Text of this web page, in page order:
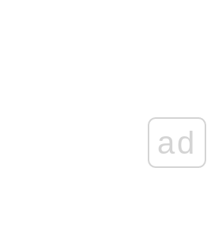
ad